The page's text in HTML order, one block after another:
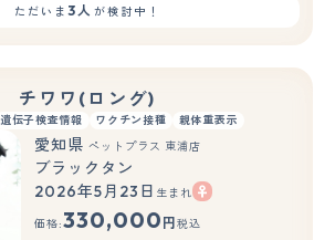
ただいま3人 が検討中！
チワワ(ロング)
遺伝子検査情報 ワクチン接種 親体重表示
愛知県 ペットプラス 東浦店
ブラックタン
2026年5月23日 生まれ
価格:330,000 円 税込